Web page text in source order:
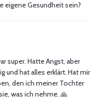
eigene Gesundheit sein?
super. Hatte Angst, aber
und hat alles erklärt. Hat mir
den ich meiner Tochter
was ich nehme. 🙏